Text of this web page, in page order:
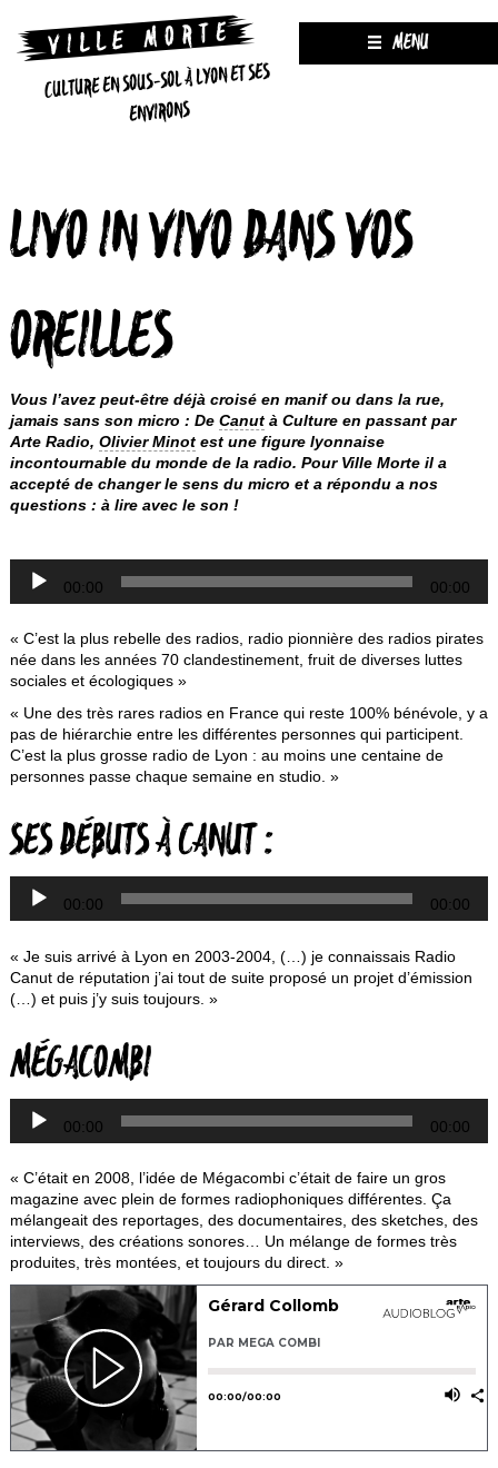
CULTURE EN SOUS-SOL À LYON ET SES
ENVIRONS
MENU
LIVO IN VIVO DANS VOS
OREILLES
Vous l’avez peut-être déjà croisé en manif ou dans la rue,
jamais sans son micro : De Canutà Culture en passant par
Arte Radio, Olivier Minotest une figure lyonnaise
incontournable du monde de la radio. Pour Ville Morte il a
accepté de changer le sens du micro et a répondu a nos
questions : à lire avec le son !
Lecteur
audio
00:00 00:00
« C’est la plus rebelle des radios, radio pionnière des radios pirates
née dans les années 70 clandestinement, fruit de diverses luttes
sociales et écologiques »
« Une des très rares radios en France qui reste 100% bénévole, y a
pas de hiérarchie entre les différentes personnes qui participent.
C’est la plus grosse radio de Lyon : au moins une centaine de
personnes passe chaque semaine en studio. »
SES DÉBUTS À CANUT :
00:00 00:00
« Je suis arrivé à Lyon en 2003-2004, (…) je connaissais Radio
Canut de réputation j’ai tout de suite proposé un projet d’émission
(…) et puis j’y suis toujours. »
MÉGACOMBI
00:00 00:00
« C’était en 2008, l’idée de Mégacombi c’était de faire un gros
magazine avec plein de formes radiophoniques différentes. Ça
mélangeait des reportages, des documentaires, des sketches, des
interviews, des créations sonores… Un mélange de formes très
produites, très montées, et toujours du direct. »